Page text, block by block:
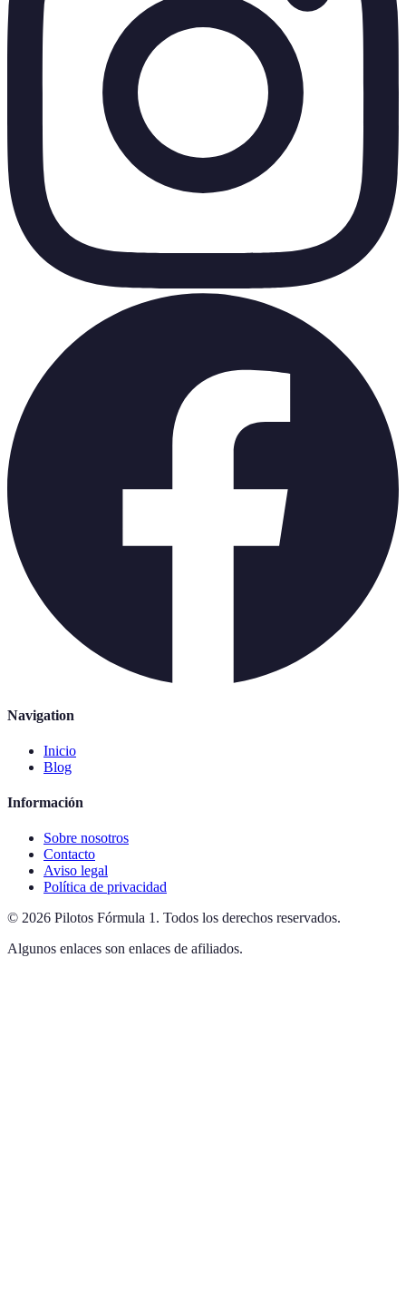
Navigation
Inicio
Blog
Información
Sobre nosotros
Contacto
Aviso legal
Política de privacidad
© 2026 Pilotos Fórmula 1 . Todos los derechos reservados.
Algunos enlaces son enlaces de afiliados.